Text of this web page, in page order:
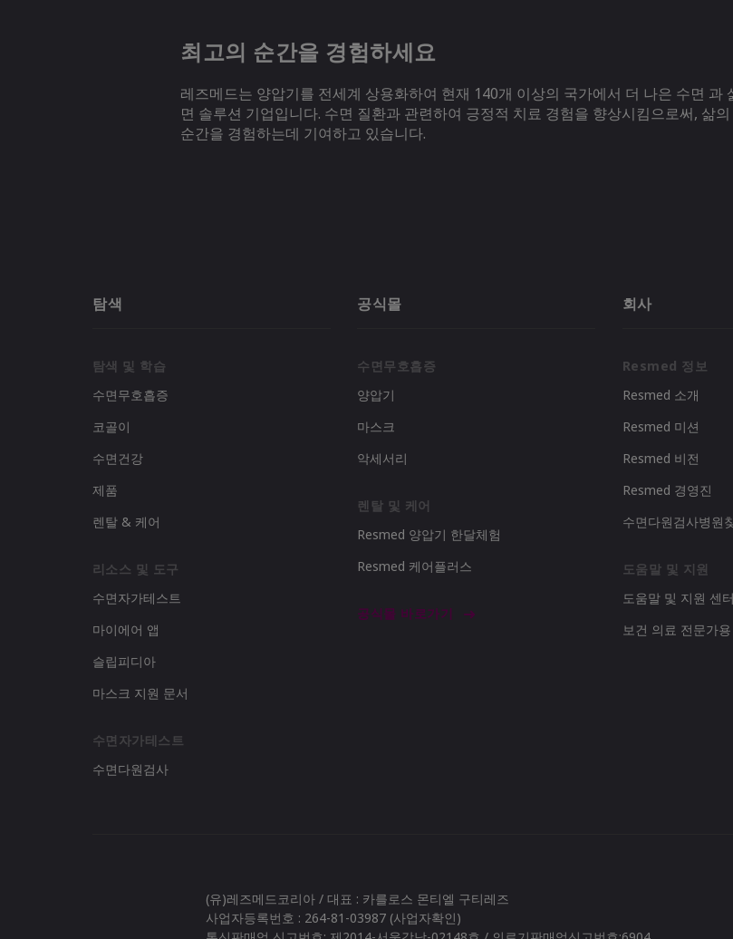
최고의 순간을 경험하세요
레즈메드는 양압기를 전세계 상용화하여 현재 140개 이상의 국가에서 더 나은 수면 과
면 솔루션 기업입니다. 수면 질환과 관련하여 긍정적 치료 경험을 향상시킴으로써, 삶
순간을 경험하는데 기여하고 있습니다.
탐색
탐색 및 학습
수면무호흡증
코골이
수면건강
제품
렌탈 & 케어
리소스 및 도구
수면자가테스트
마이에어 앱
슬립피디아
마스크 지원 문서
수면자가테스트
수면다원검사
공식몰
수면무호흡증
양압기
마스크
악세서리
렌탈 및 케어
Resmed 양압기 한달체험
Resmed 케어플러스
공식몰 바로가기
회사
Resmed 정보
Resmed 소개
Resmed 미션
Resmed 비전
Resmed 경영진
수면다원검사병원
도움말 및 지원
도움말 및 지원 센터
보건 의료 전문가
(유)레즈메드코리아 / 대표 : 카를로스 몬티엘 구티레즈
사업자등록번호 : 264-81-03987 (사업자확인)